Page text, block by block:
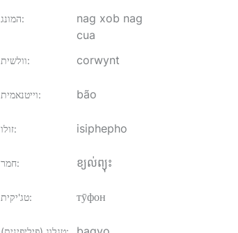
המונג:
nag xob nag
cua
וולשית: corwynt
וייטנאמית: bão
זולו: isiphepho
חמר: ខ្យល់ព្យុះ
טג'יקית: тӯфон